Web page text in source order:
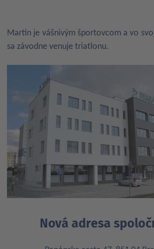
Martin je vášnivým športovcom a vo
sa závodne venuje triatlonu.
Nová adresa